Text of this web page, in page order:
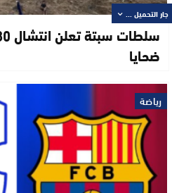
ضحايا
رياضة
جار التحميل ...